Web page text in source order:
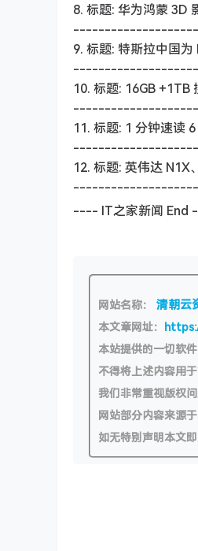
8. 标题: 华为鸿蒙 3D
9. 标题: 特斯拉中国
10. 标题: 16GB
11. 标题: 1 分钟速读
12. 标题: 英伟达 N1X
---- IT之家新闻 End
网站名称： 清朝云
本文章网址：
本站提供的一切软
不得将上述内容用
我们非常重视版权
网站部分内容来源
如无特别声明本文